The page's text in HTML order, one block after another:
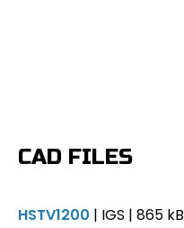
CAD FILES
HSTV1200 | IGS | 865 kB